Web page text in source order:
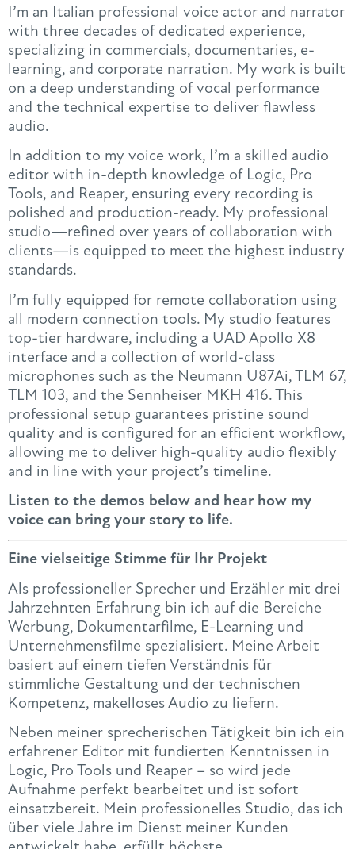
I’m an Italian professional voice actor and narrator
with three decades of dedicated experience,
specializing in commercials, documentaries, e-
learning, and corporate narration. My work is built
on a deep understanding of vocal performance
and the technical expertise to deliver flawless
audio.
In addition to my voice work, I’m a skilled audio
editor with in-depth knowledge of Logic, Pro
Tools, and Reaper, ensuring every recording is
polished and production-ready. My professional
studio—refined over years of collaboration with
clients—is equipped to meet the highest industry
standards.
I’m fully equipped for remote collaboration using
all modern connection tools. My studio features
top-tier hardware, including a UAD Apollo X8
interface and a collection of world-class
microphones such as the Neumann U87Ai, TLM 67,
TLM 103, and the Sennheiser MKH 416. This
professional setup guarantees pristine sound
quality and is configured for an efficient workflow,
allowing me to deliver high-quality audio flexibly
and in line with your project’s timeline.
Listen to the demos below and hear how my
voice can bring your story to life.
Eine vielseitige Stimme für Ihr Projekt
Als professioneller Sprecher und Erzähler mit drei
Jahrzehnten Erfahrung bin ich auf die Bereiche
Werbung, Dokumentarfilme, E-Learning und
Unternehmensfilme spezialisiert. Meine Arbeit
basiert auf einem tiefen Verständnis für
stimmliche Gestaltung und der technischen
Kompetenz, makelloses Audio zu liefern.
Neben meiner sprecherischen Tätigkeit bin ich ein
erfahrener Editor mit fundierten Kenntnissen in
Logic, Pro Tools und Reaper – so wird jede
Aufnahme perfekt bearbeitet und ist sofort
einsatzbereit. Mein professionelles Studio, das ich
über viele Jahre im Dienst meiner Kunden